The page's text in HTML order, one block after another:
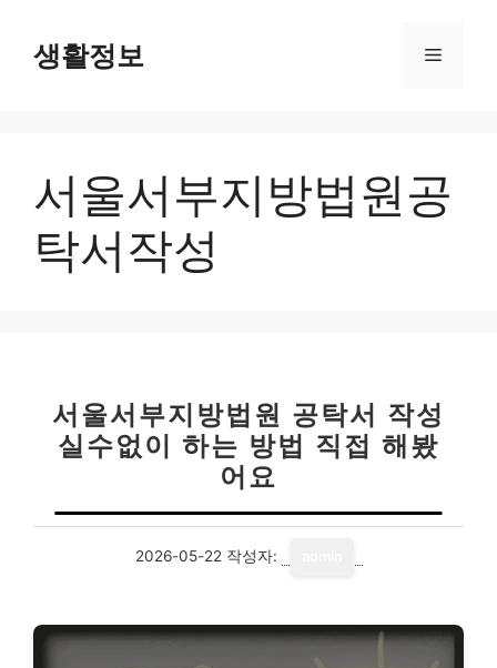
생활정보 메
서울서부지방법원공
탁서작성
서울서부지방법원 공탁서 작성
실수없이 하는 방법 직접 해봤
어요
2026-05-22 작성자: